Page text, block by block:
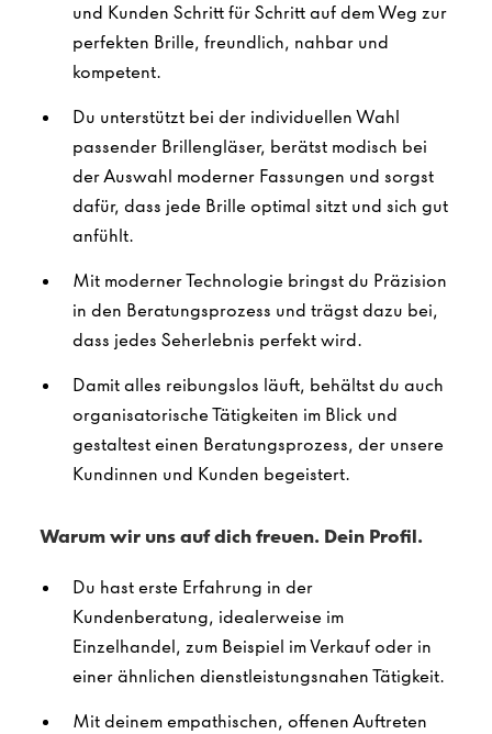
und Kunden Schritt für Schritt auf dem Weg zur
perfekten Brille, freundlich, nahbar und
kompetent.
Du unterstützt bei der individuellen Wahl
passender Brillengläser, berätst modisch bei
der Auswahl moderner Fassungen und sorgst
dafür, dass jede Brille optimal sitzt und sich gut
anfühlt.
Mit moderner Technologie bringst du Präzision
in den Beratungsprozess und trägst dazu bei,
dass jedes Seherlebnis perfekt wird.
Damit alles reibungslos läuft, behältst du auch
organisatorische Tätigkeiten im Blick und
gestaltest einen Beratungsprozess, der unsere
Kundinnen und Kunden begeistert.
Warum wir uns auf dich freuen. Dein Profil.
Du hast erste Erfahrung in der
Kundenberatung, idealerweise im
Einzelhandel, zum Beispiel im Verkauf oder in
einer ähnlichen dienstleistungsnahen Tätigkeit.
Mit deinem empathischen, offenen Auftreten